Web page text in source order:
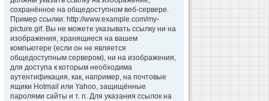
сохранённое на общедоступном веб-сервере.
Пример ссылки: http://www.example.com/my-
picture.gif. Вы не можете указывать ссылку ни на
изображения, хранящиеся на вашем
компьютере (если он не является
общедоступным сервером), ни на изображения,
для доступа к которым необходима
аутентификация, как, например, на почтовые
ящики Hotmail или Yahoo, защищённые
паролями сайты и т. п. Для указания ссылок на